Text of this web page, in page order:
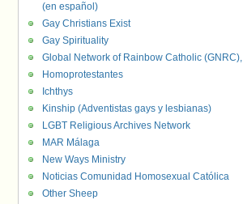
(en español)
Gay Christians Exist
Gay Spirituality
Global Network of Rainbow Catholic (GNRC),
Homoprotestantes
Ichthys
Kinship (Adventistas gays y lesbianas)
LGBT Religious Archives Network
MAR Málaga
New Ways Ministry
Noticias Comunidad Homosexual Católica
Other Sheep